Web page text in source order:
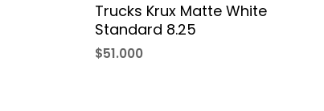
Trucks Krux Matte White
Standard 8.25
$51.000